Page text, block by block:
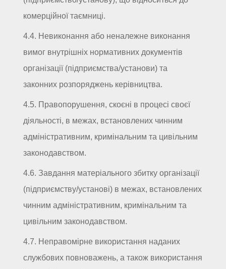
комерційної таємниці.
4.4. Невиконання або неналежне виконання
вимог внутрішніх нормативних документів
організації (підприємства/установи) та
законних розпоряджень керівництва.
4.5. Правопорушення, скоєні в процесі своєї
діяльності, в межах, встановлених чинним
адміністративним, кримінальним та цивільним
законодавством.
4.6. Завдання матеріального збитку організації
(підприємству/установі) в межах, встановлених
чинним адміністративним, кримінальним та
цивільним законодавством.
4.7. Неправомірне використання наданих
службових повноважень, а також використання